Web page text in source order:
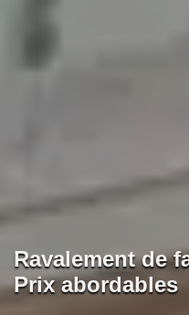
Ravalement de
Prix abordables